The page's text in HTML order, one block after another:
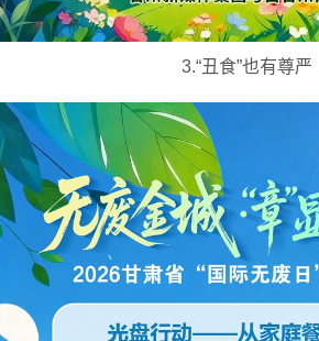
3.“丑食”也有尊严